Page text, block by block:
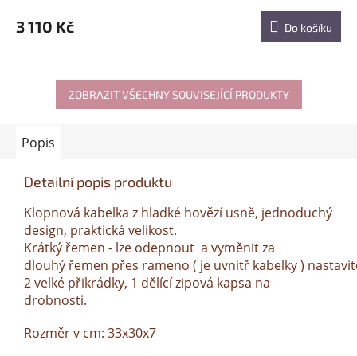
3 110 Kč Do košíku
ZOBRAZIT VŠECHNY SOUVISEJÍCÍ PRODUKTY
Popis
Detailní popis produktu
Klopnová kabelka z hladké hovězí usně, jednoduchý
design, praktická velikost.
Krátký řemen - lze odepnout a vyměnit za
dlouhý řemen přes rameno ( je uvnitř kabelky )
2 velké přikrádky, 1 dělící zipová kapsa na
drobnosti.
Rozměr v cm: 33x30x7